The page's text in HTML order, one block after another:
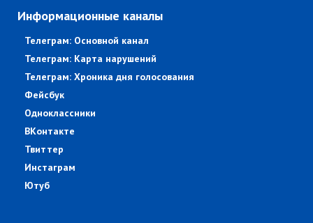
Информационные каналы
Телеграм: Основной канал
Телеграм: Карта нарушений
Телеграм: Хроника дня голосования
Фейсбук
Одноклассники
ВКонтакте
Твиттер
Инстаграм
Ютуб